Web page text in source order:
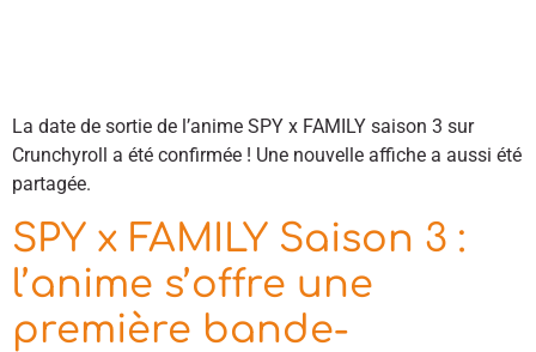
La date de sortie de l’anime SPY x FAMILY saison 3 sur
Crunchyroll a été confirmée ! Une nouvelle affiche a aussi été
partagée.
SPY x FAMILY Saison 3 :
l’anime s’offre une
première bande-